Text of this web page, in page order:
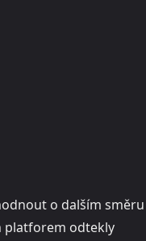
o dalším směru
platforem odtekly